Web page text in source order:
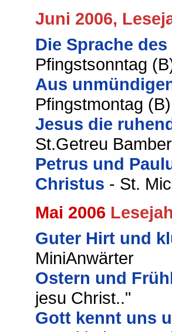
Juni 2006,
Die Sprache
Pfingstsonntag
Aus
Pfingstmontag
Jesus die
St.Getreu
Petrus und
Christus - St.
Mai 2006
Guter Hirt und
MiniAnwärter
Ostern und
jesu Christ.."
Gott kennt uns